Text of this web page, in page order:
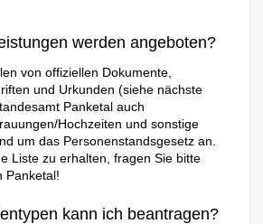
werden angeboten?
von offiziellen Dokumente,
und Urkunden (siehe nächste
Panketal auch
Hochzeiten und sonstige
um das Personenstandsgesetz an.
Liste zu erhalten, fragen Sie bitte
Panketal!
kann ich beantragen?